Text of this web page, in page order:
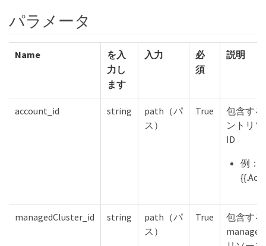
パラメータ
Name
を入
力し
ます
入力
必
須
説明
account_id string
path（パ
ス）
True
包含す
ントリ
ID
例：
managedCluster_id string
path（パ
ス）
True
包含する